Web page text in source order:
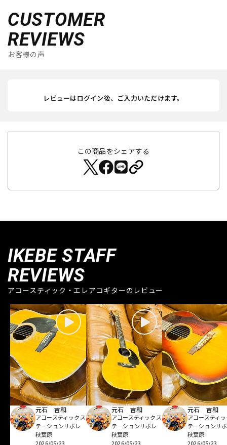
CUSTOMER
REVIEWS
お客様の声
レビューはログイン後、ご入力いただけます。
この商品をシェアする
IKEBE STAFF
REVIEWS
アコースティック・エレアコギターのレビュー
元石 吉和
アコースティックス
テーションリボレ
秋葉原
2026/05/23
元石 吉和
アコースティックス
テーションリボレ
秋葉原
2026/05/23
元石 吉和
アコースティ
テーションリ
秋葉原
2026/05/23